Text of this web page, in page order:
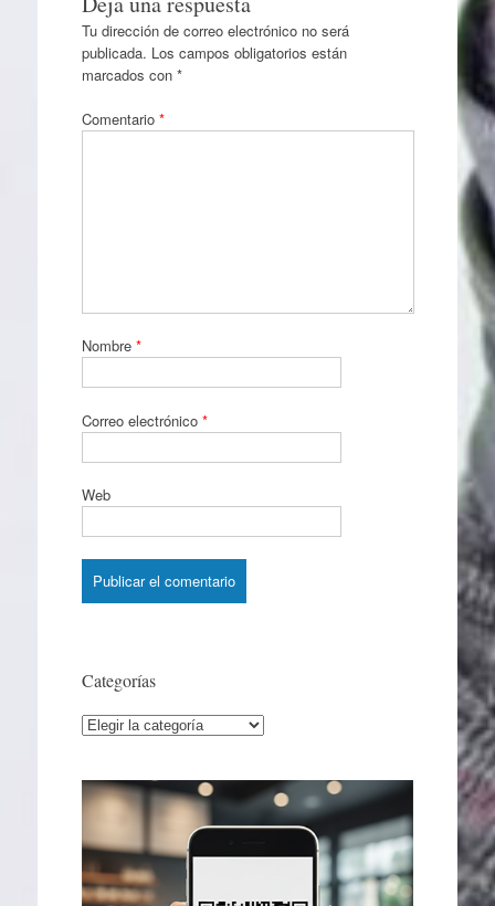
Tu dirección de correo electrónico no será
publicada. Los campos obligatorios están
marcados con *
Comentario *
Nombre *
Correo electrónico *
Web
Categorías
Categorías